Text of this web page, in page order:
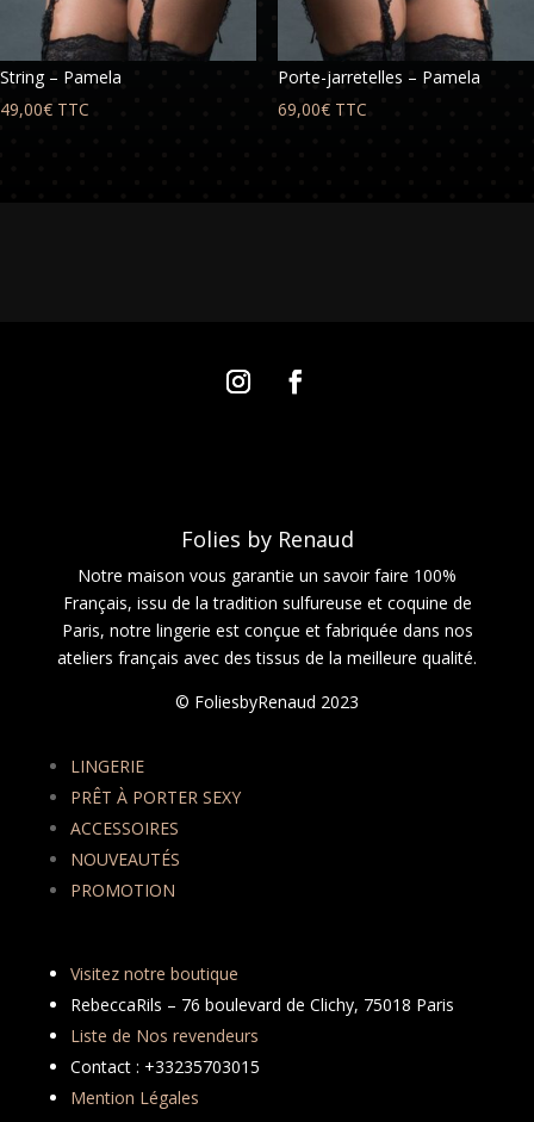
String – Pamela
49,00€ TTC
Porte-jarretelles – Pamela
69,00€ TTC
Folies by Renaud
Notre maison vous garantie un savoir faire 100%
Français, issu de la tradition sulfureuse et coquine de
Paris, notre lingerie est conçue et fabriquée dans nos
ateliers français avec des tissus de la meilleure qualité.
© FoliesbyRenaud 2023
LINGERIE
PRÊT À PORTER SEXY
ACCESSOIRES
NOUVEAUTÉS
PROMOTION
Visitez notre boutique
RebeccaRils – 76 boulevard de Clichy, 75018 Paris
Liste de Nos revendeurs
Contact : +33235703015
Mention Légales